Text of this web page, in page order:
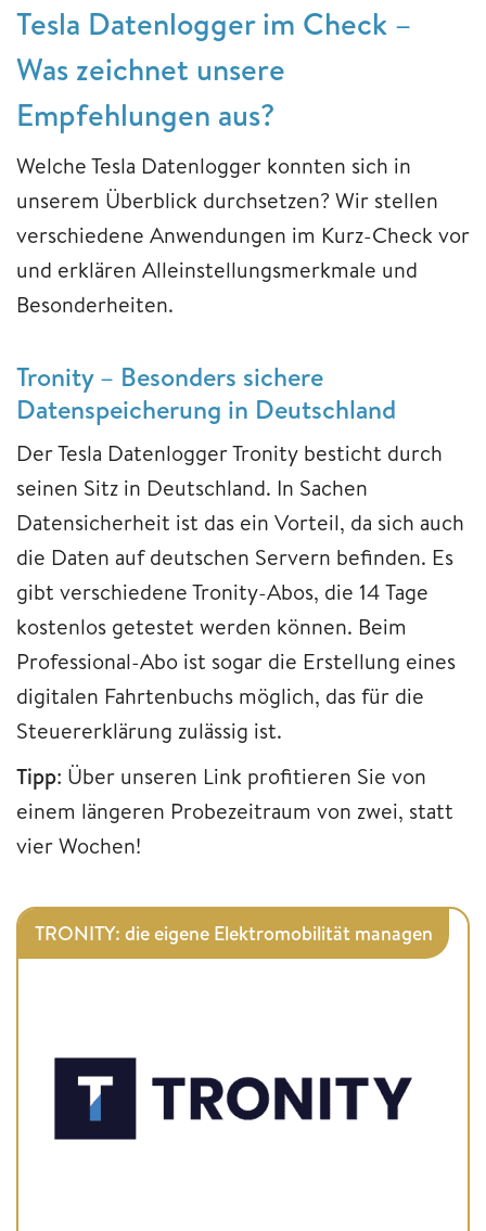
Tesla Datenlogger im Check –
Was zeichnet unsere
Empfehlungen aus?
Welche Tesla Datenlogger konnten sich in
unserem Überblick durchsetzen? Wir stellen
verschiedene Anwendungen im Kurz-Check vor
und erklären Alleinstellungsmerkmale und
Besonderheiten.
Tronity – Besonders sichere
Datenspeicherung in Deutschland
Der Tesla Datenlogger Tronity besticht durch
seinen Sitz in Deutschland. In Sachen
Datensicherheit ist das ein Vorteil, da sich auch
die Daten auf deutschen Servern befinden. Es
gibt verschiedene Tronity-Abos, die 14 Tage
kostenlos getestet werden können. Beim
Professional-Abo ist sogar die Erstellung eines
digitalen Fahrtenbuchs möglich, das für die
Steuererklärung zulässig ist.
Tipp: Über unseren Link profitieren Sie von
einem längeren Probezeitraum von zwei, statt
vier Wochen!
TRONITY: die eigene Elektromobilität managen